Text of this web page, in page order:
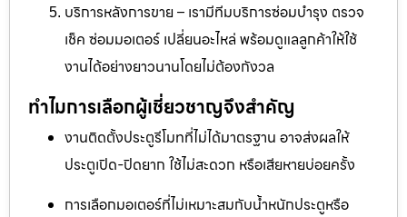
บริการหลังการขาย – เรามีทีมบริการซ่อมบำรุง ตรวจ
เช็ค ซ่อมมอเตอร์ เปลี่ยนอะไหล่ พร้อมดูแลลูกค้าให้ใช้
งานได้อย่างยาวนานโดยไม่ต้องกังวล
ทำไมการเลือกผู้เชี่ยวชาญจึงสำคัญ
งานติดตั้งประตูรีโมทที่ไม่ได้มาตรฐาน อาจส่งผลให้
ประตูเปิด-ปิดยาก ใช้ไม่สะดวก หรือเสียหายบ่อยครั้ง
การเลือกมอเตอร์ที่ไม่เหมาะสมกับน้ำหนักประตูหรือ